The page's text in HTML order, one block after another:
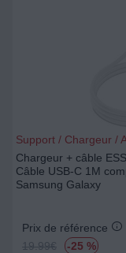
Support / Chargeur /
Chargeur + câble
Câble USB-C 1M
Samsung Galaxy
Prix de référence
19.99€ -25 %